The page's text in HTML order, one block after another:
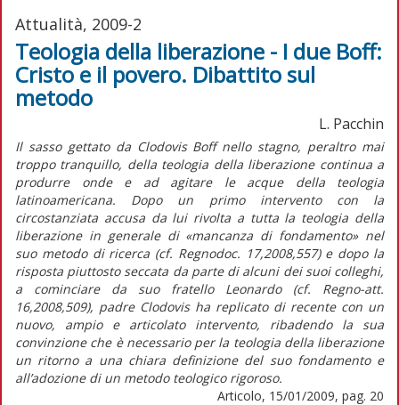
Attualità, 2009-2
Teologia della liberazione - I due Boff:
Cristo e il povero. Dibattito sul
metodo
L. Pacchin
Il sasso gettato da Clodovis Boff nello stagno, peraltro mai
troppo tranquillo, della teologia della liberazione continua a
produrre onde e ad agitare le acque della teologia
latinoamericana. Dopo un primo intervento con la
circostanziata accusa da lui rivolta a tutta la teologia della
liberazione in generale di «mancanza di fondamento» nel
suo metodo di ricerca (cf. Regnodoc. 17,2008,557) e dopo la
risposta piuttosto seccata da parte di alcuni dei suoi colleghi,
a cominciare da suo fratello Leonardo (cf. Regno-att.
16,2008,509), padre Clodovis ha replicato di recente con un
nuovo, ampio e articolato intervento, ribadendo la sua
convinzione che è necessario per la teologia della liberazione
un ritorno a una chiara definizione del suo fondamento e
all’adozione di un metodo teologico rigoroso.
Articolo, 15/01/2009, pag. 20